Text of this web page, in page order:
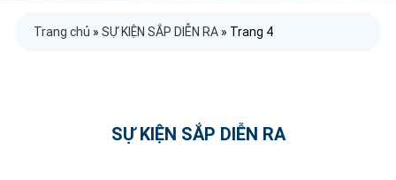
Trang chủ » SỰ KIỆN SẮP DIỄN RA » Trang 4
SỰ KIỆN SẮP DIỄN RA